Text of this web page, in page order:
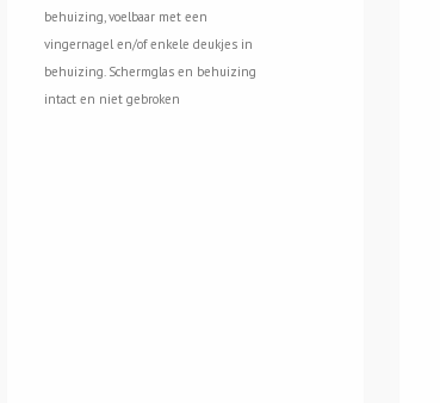
behuizing, voelbaar met een
vingernagel en/of enkele deukjes in
behuizing. Schermglas en behuizing
intact en niet gebroken